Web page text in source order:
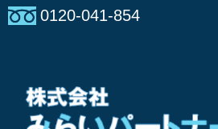
0120-041-854